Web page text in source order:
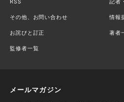
RSS 記者
その他、お問い合わせ 情報
お詫びと訂正 著者
監修者一覧
メールマガジン